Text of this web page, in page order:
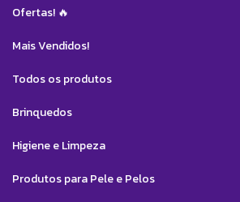
Ofertas! 🔥
Mais Vendidos!
Todos os produtos
Brinquedos
Higiene e Limpeza
Produtos para Pele e Pelos